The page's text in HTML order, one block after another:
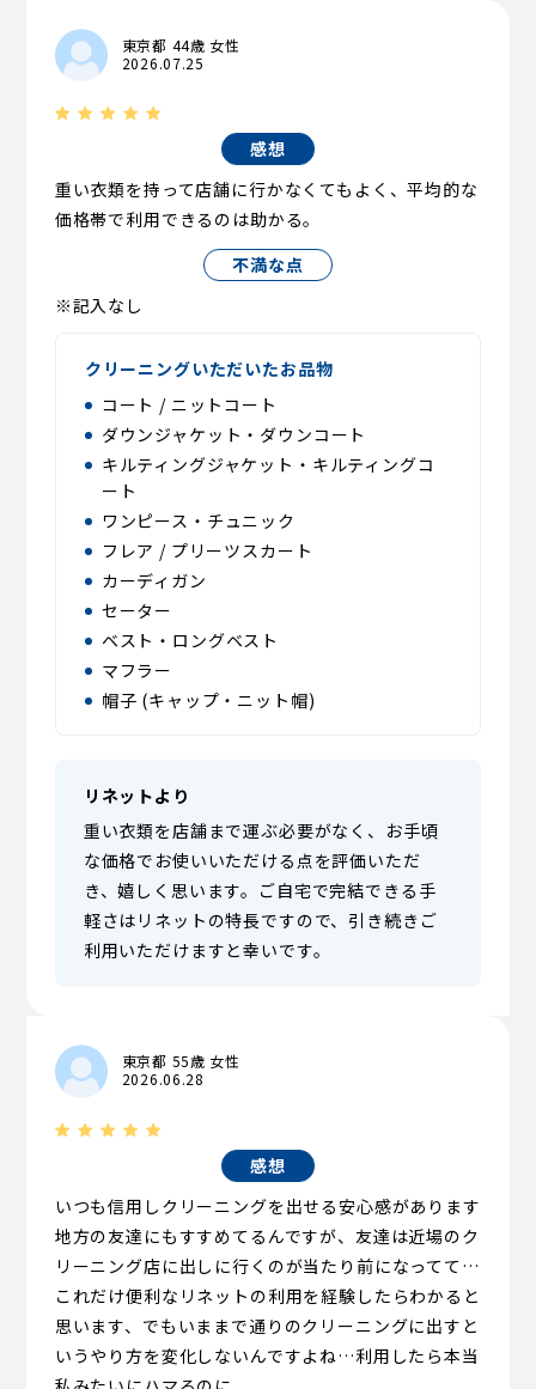
東京都 44歳 女性
2026.07.25
感想
重い衣類を持って店舗に行かなくてもよく、平均的な
価格帯で利用できるのは助かる。
不満な点
※記入なし
クリーニングいただいたお品物
コート / ニットコート
ダウンジャケット・ダウンコート
キルティングジャケット・キルティングコ
ート
ワンピース・チュニック
フレア / プリーツスカート
カーディガン
セーター
ベスト・ロングベスト
マフラー
帽子 (キャップ・ニット帽)
リネットより
重い衣類を店舗まで運ぶ必要がなく、お手頃
な価格でお使いいただける点を評価いただ
き、嬉しく思います。ご自宅で完結できる手
軽さはリネットの特長ですので、引き続きご
利用いただけますと幸いです。
東京都 55歳 女性
2026.06.28
感想
いつも信用しクリーニングを出せる安心感があります
地方の友達にもすすめてるんですが、友達は近場のク
リーニング店に出しに行くのが当たり前になってて…
これだけ便利なリネットの利用を経験したらわかると
思います、でもいままで通りのクリーニングに出すと
いうやり方を変化しないんですよね…利用したら本当